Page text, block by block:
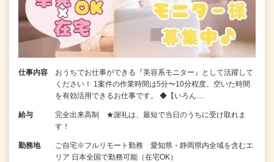
仕事内容
おうちでお仕事ができる『美容系モニター』として活躍して
ください！ 1案件の作業時間は5分〜10分程度。空いた時間
を有効活用できるお仕事です。 ◆【いろん…
給与
完全出来高制 ★謝礼は、最短で当日のうちに受け取れま
す！
勤務地
ご自宅※フルリモート勤務 愛知県・静岡県内全域を含むエ
リア 日本全国で勤務可能（在宅OK）